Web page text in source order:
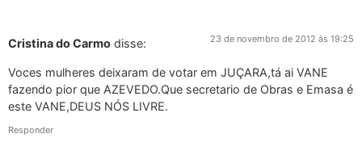
Cristina do Carmo disse: 23 de novembro de 2012 às 19:25
Voces mulheres deixaram de votar em JUÇARA,tá ai VANE
fazendo pior que AZEVEDO.Que secretario de Obras e Emasa é
este VANE,DEUS NÓS LIVRE.
Responder